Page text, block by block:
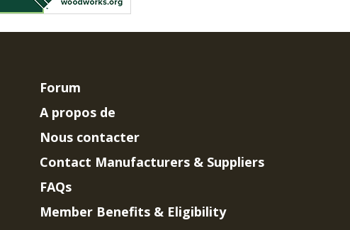
Forum
A propos de
Nous contacter
Contact Manufacturers & Suppliers
FAQs
Member Benefits & Eligibility